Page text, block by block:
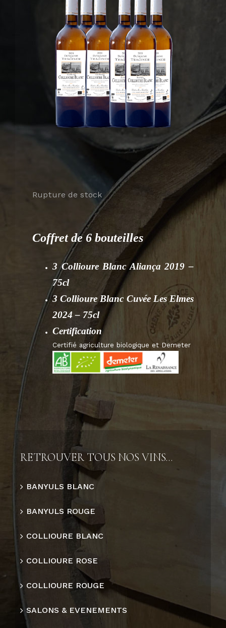
Collioure Rouge
Nos Coffrets assortis
Vendu uniquement au Caveau
Salons & Évènements
Mon Compte
Se souvenir de moi
Mon Panier
Rupture de stock
Coffret de 6 bouteilles
3 Collioure Blanc Aliança 2019 –
75cl
3 Collioure Blanc Cuvée Les Elmes
2024 – 75cl
Certification
Certifié agriculture biologique et Demeter
RETROUVER TOUS NOS VINS…
BANYULS BLANC
BANYULS ROUGE
COLLIOURE BLANC
COLLIOURE ROSE
COLLIOURE ROUGE
SALONS & EVENEMENTS